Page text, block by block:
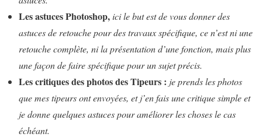
Les astuces Photoshop, ici le but est de vous donner des
astuces de retouche pour des travaux spécifique, ce n’est ni une
retouche complète, ni la présentation d’une fonction, mais plus
une façon de faire spécifique pour un sujet précis.
Les critiques des photos des Tipeurs : je prends les photos
que mes tipeurs ont envoyées, et j’en fais une critique simple et
je donne quelques astuces pour améliorer les choses le cas
échéant.